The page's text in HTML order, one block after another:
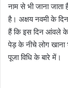
नाम से भी जाना जाता
है। अक्षय नवमी के
हैं कि इस दिन आंवले
पेड़ के नीचे लोग
पूजा विधि के बारे में।